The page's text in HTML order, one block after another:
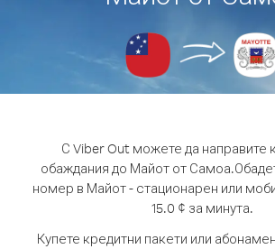
С Viber Out можете да направите
обаждания до Майот от Самоа.
номер в Майот - стационарен или
15.0 ¢ за минута.
Купете кредитни пакети или